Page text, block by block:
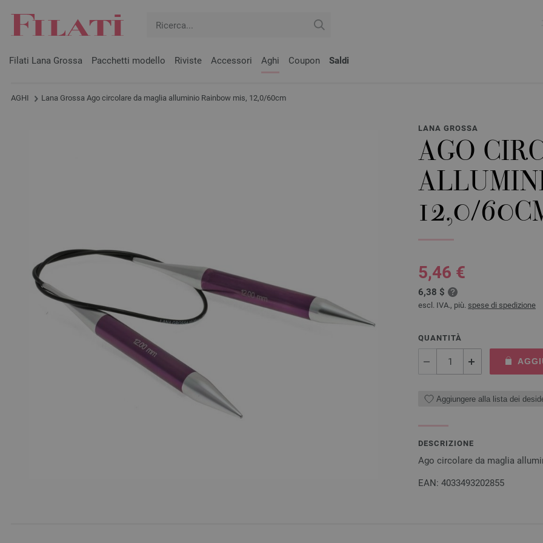
Filati Lana Grossa Pacchetti modello Riviste Accessori Aghi Coupon Saldi
AGHI Lana Grossa Ago circolare da maglia alluminio Rainbow mis, 12,0/60cm
LANA GROSSA
AGO
12,0/
5,46 €
6,38 $
escl. IVA., più. spese di spedizione
QUANTITÀ
Aggiungere alla lista dei
DESCRIZIONE
Ago circolare da maglia
EAN: 4033493202855